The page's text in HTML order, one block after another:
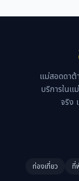
แม่สอดดาต้
บริการใน
จริง
ท่องเที่ยว ที่